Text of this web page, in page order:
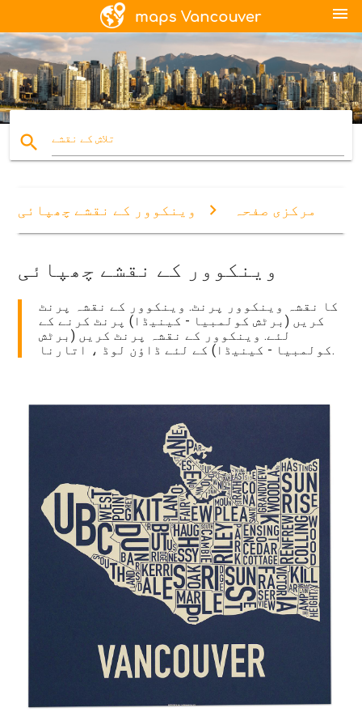
menu
search تلاش کے نقشے
مرکزی صفحہ وینکوور کے نقشے چھپائی
وینکوور کے نقشے چھپائی
کا نقشہ وینکوور پرنٹ. وینکوور کے نقشہ پرنٹ
کریں (برٹش کولمبیا - کینیڈا) پرنٹ کرنے کے
لئے. وینکوور کے نقشہ پرنٹ کریں (برٹش
کولمبیا - کینیڈا) کے لئے ڈاؤن لوڈ ، اتارنا.